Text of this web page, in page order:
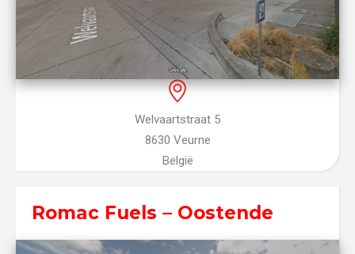
Welvaartstraat 5
8630 Veurne
België
Romac Fuels – Oostende